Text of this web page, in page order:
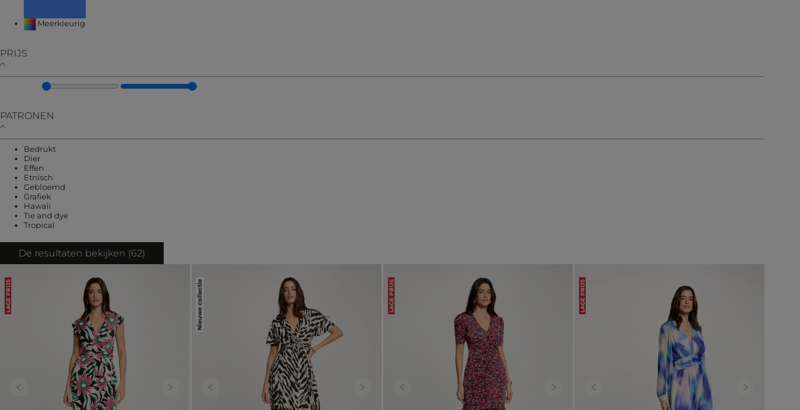
Meerkleurig
PRIJS
PATRONEN
BedruktVerfijnen op PATRONEN: Bedrukt
DierVerfijnen op PATRONEN: Dier
Effen
Etnisch
Gebloemd
Grafiek
Hawaii
Tie and dye
Tropical
De resultaten bekijken (62)
LAGE PRIJS
Previous Next
Nieuwe collectie
Previous Next
LAGE PRIJS
Previous Next
LAGE PRIJS
Previous Next